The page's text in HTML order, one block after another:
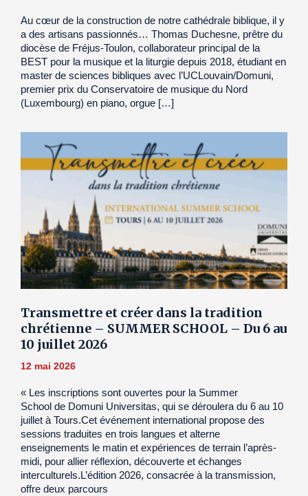
Au cœur de la construction de notre cathédrale biblique, il y
a des artisans passionnés… Thomas Duchesne, prêtre du
diocèse de Fréjus-Toulon, collaborateur principal de la
BEST pour la musique et la liturgie depuis 2018, étudiant en
master de sciences bibliques avec l’UCLouvain/Domuni,
premier prix du Conservatoire de musique du Nord
(Luxembourg) en piano, orgue […]
Transmettre et créer dans la tradition
chrétienne – SUMMER SCHOOL – Du 6 au
10 juillet 2026
12 mai 2026
« Les inscriptions sont ouvertes pour la Summer
School de Domuni Universitas, qui se déroulera du 6 au 10
juillet à Tours.Cet événement international propose des
sessions traduites en trois langues et alterne
enseignements le matin et expériences de terrain l’après-
midi, pour allier réflexion, découverte et échanges
interculturels.L’édition 2026, consacrée à la transmission,
offre deux parcours